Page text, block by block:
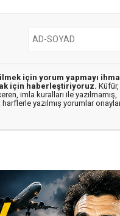
için yorum yapmayı
için haberleştiriyoruz.
imla kuralları ile yazılmamış,
yazılmış yorumlar